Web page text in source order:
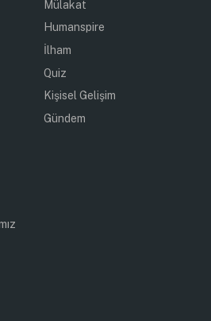
bu durumda sıkıntı
düşkünseniz ev hayatının
söyleyebilirim.
verildiğine de şahit olduğumu
yemeklerine alışkın